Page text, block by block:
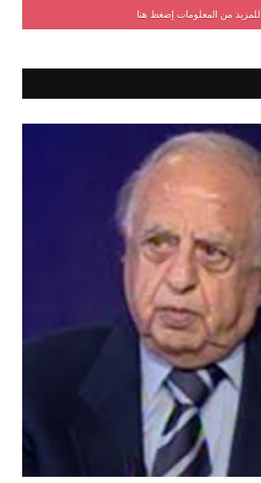
للمزيد من المعلومات إضغط هنا